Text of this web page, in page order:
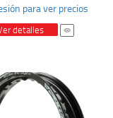
para ver precios
detalles